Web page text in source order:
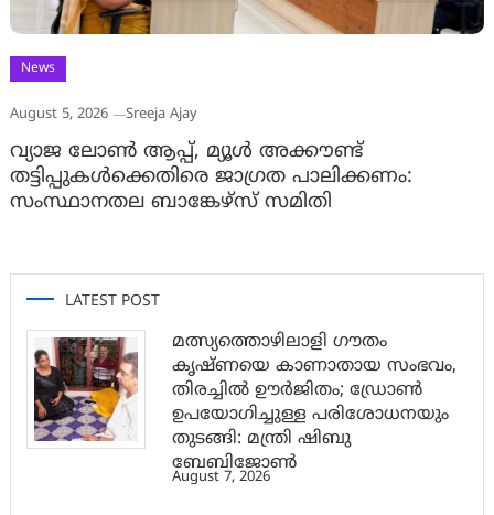
News
August 5, 2026 Sreeja Ajay
വ്യാജ ലോൺ ആപ്പ്, മ്യൂൾ അക്കൗണ്ട്
തട്ടിപ്പുകൾക്കെതിരെ ജാ​ഗ്രത പാലിക്കണം:
സംസ്ഥാനതല ബാങ്കേഴ്സ് സമിതി
LATEST POST
മത്സ്യത്തൊഴിലാളി ഗൗതം
കൃഷ്ണയെ കാണാതായ സംഭവം,
തിരച്ചിൽ ഊർജിതം; ഡ്രോണ്‍
ഉപയോഗിച്ചുള്ള പരിശോധനയും
തുടങ്ങി: മന്ത്രി ഷിബു
ബേബിജോണ്‍
August 7, 2026